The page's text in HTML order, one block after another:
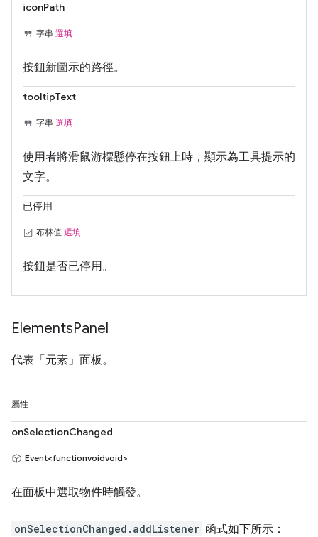
iconPath
字串 選填
按鈕新圖示的路徑。
tooltipText
字串 選填
使用者將滑鼠游標懸停在按鈕上時，顯示為工具提示的
文字。
已停用
布林值 選填
按鈕是否已停用。
ElementsPanel
代表「元素」面板。
屬性
onSelectionChanged
Event<functionvoidvoid>
在面板中選取物件時觸發。
onSelectionChanged.addListener 函式如下所示：